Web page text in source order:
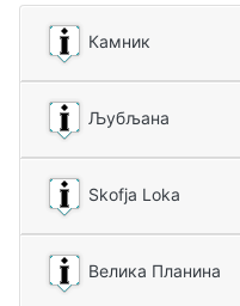
Камник
Љубљана
Skofja Loka
Велика Планина